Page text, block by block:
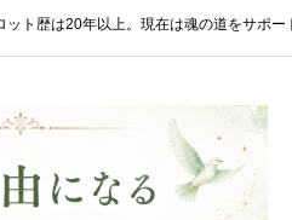
ット歴は20年以上。現在は魂の道をサポ